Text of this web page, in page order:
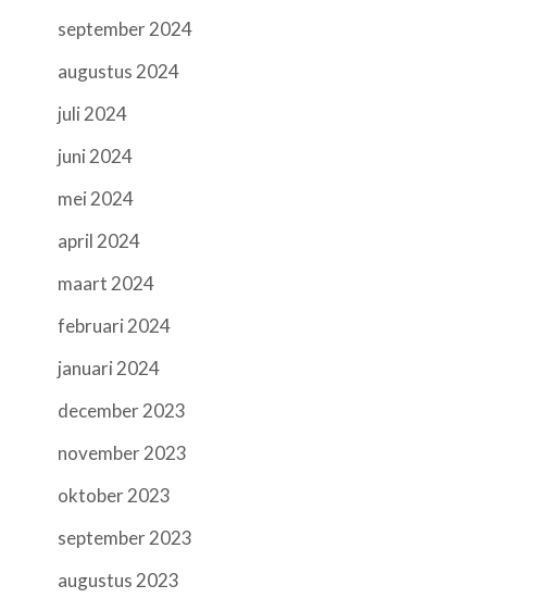
september 2024
augustus 2024
juli 2024
juni 2024
mei 2024
april 2024
maart 2024
februari 2024
januari 2024
december 2023
november 2023
oktober 2023
september 2023
augustus 2023